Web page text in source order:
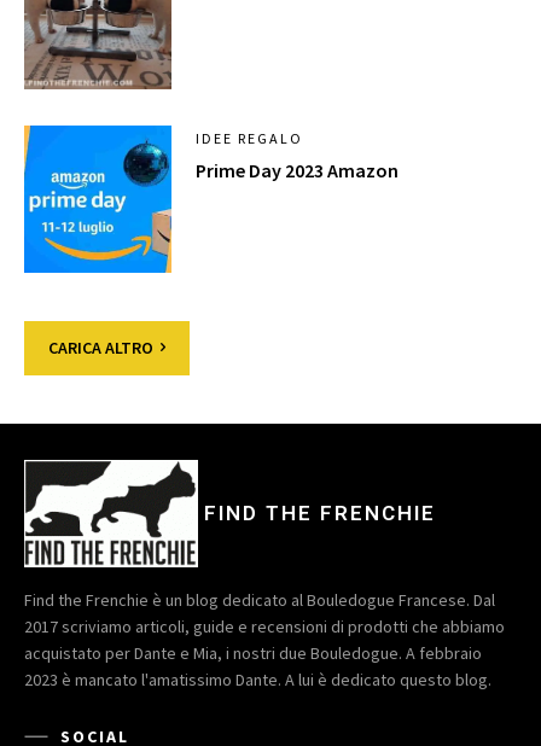
IDEE REGALO
Prime Day 2023 Amazon
CARICA ALTRO
FIND THE FRENCHIE
Find the Frenchie è un blog dedicato al Bouledogue Francese. Dal
2017 scriviamo articoli, guide e recensioni di prodotti che abbiamo
acquistato per Dante e Mia, i nostri due Bouledogue. A febbraio
2023 è mancato l'amatissimo Dante. A lui è dedicato questo blog.
SOCIAL